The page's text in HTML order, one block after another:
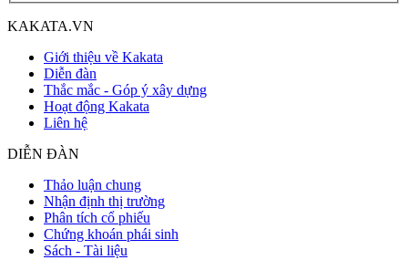
KAKATA.VN
Giới thiệu về Kakata
Diễn đàn
Thắc mắc - Góp ý xây dựng
Hoạt động Kakata
Liên hệ
DIỄN ĐÀN
Thảo luận chung
Nhận định thị trường
Phân tích cổ phiếu
Chứng khoán phái sinh
Sách - Tài liệu